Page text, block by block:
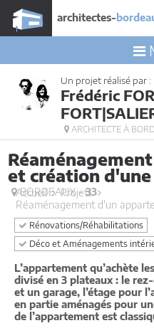
architectes-
Un projet réalisé par :
Frédéric
ARCHITECTE À
et création
BORDEAUX -33
Accueil
Projets
Réaménagement d'un
Rénovations/Réhabilitations
Déco et Aménagements
L’appartement qu’achète
divisé en 3 plateaux : le
et un garage, l’étage pour
en partie aménagés pour
de l’appartement est